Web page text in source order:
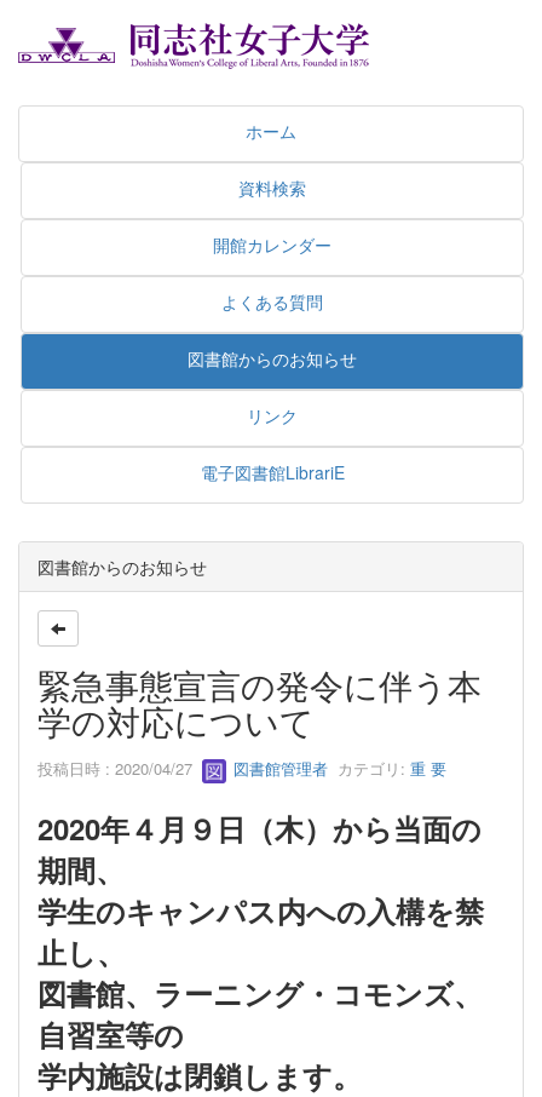
ホーム
資料検索
開館カレンダー
よくある質問
図書館からのお知らせ
リンク
電子図書館LibrariE
図書館からのお知らせ
緊急事態宣言の発令に伴う本
学の対応について
投稿日時 : 2020/04/27 図書館管理者 カテゴリ: 重 要
2020年４月９日（木）から当面の
期間、
学生のキャンパス内への入構を禁
止し、
図書館、ラーニング・コモンズ、
自習室等の
学内施設は閉鎖します。